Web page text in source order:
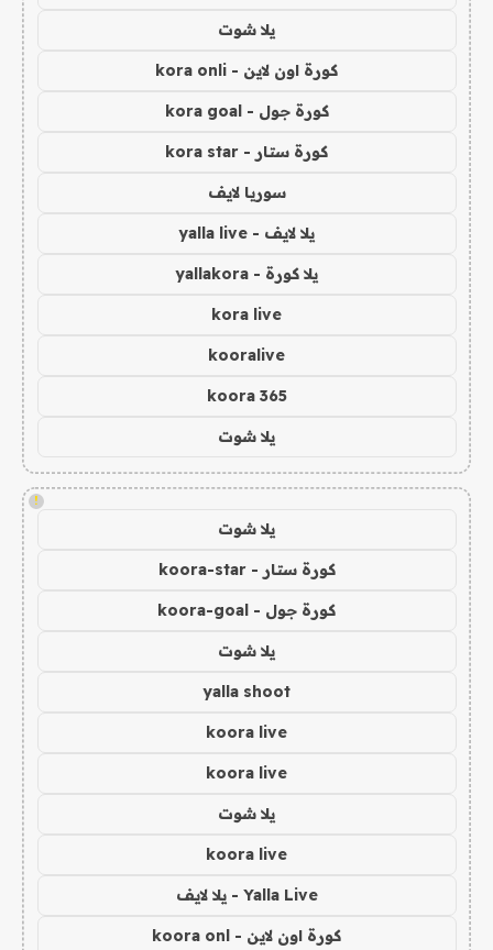
يلا شوت
كورة اون لاين - kora onli
كورة جول - kora goal
كورة ستار - kora star
سوريا لايف
يلا لايف - yalla live
يلا كورة - yallakora
kora live
kooralive
koora 365
يلا شوت
!
يلا شوت
كورة ستار - koora-star
كورة جول - koora-goal
يلا شوت
yalla shoot
koora live
koora live
يلا شوت
koora live
Yalla Live - يلا لايف
كورة اون لاين - koora onl